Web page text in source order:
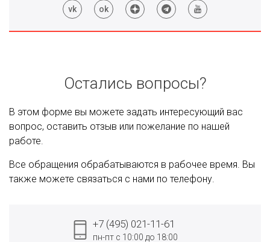
Остались вопросы?
В этом форме вы можете задать интересующий вас
вопрос, оставить отзыв или пожелание по нашей
работе.
Все обращения обрабатываются в рабочее время. Вы
также можете связаться с нами по телефону.
+7 (495) 021-11-61
пн-пт с 10:00 до 18:00